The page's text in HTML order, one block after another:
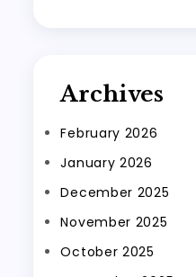
Archives
February 2026
January 2026
December 2025
November 2025
October 2025